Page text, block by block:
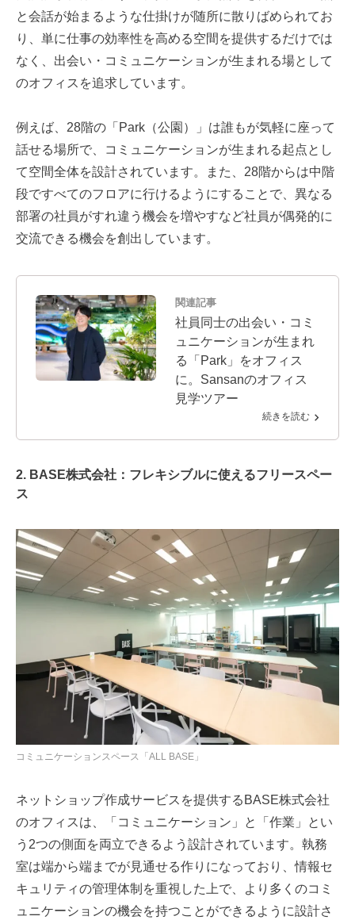
と会話が始まるような仕掛けが随所に散りばめられてお
り、単に仕事の効率性を高める空間を提供するだけでは
なく、出会い・コミュニケーションが生まれる場として
のオフィスを追求しています。
例えば、28階の「Park（公園）」は誰もが気軽に座って
話せる場所で、コミュニケーションが生まれる起点とし
て空間全体を設計されています。また、28階からは中階
段ですべてのフロアに行けるようにすることで、異なる
部署の社員がすれ違う機会を増やすなど社員が偶発的に
交流できる機会を創出しています。
関連記事
社員同士の出会い・コミ
ュニケーションが生まれ
る「Park」をオフィス
に。Sansanのオフィス
見学ツアー
続きを読む
2. BASE株式会社：フレキシブルに使えるフリースペー
ス
コミュニケーションスペース「ALL BASE」
ネットショップ作成サービスを提供するBASE株式会社
のオフィスは、「コミュニケーション」と「作業」とい
う2つの側面を両立できるよう設計されています。執務
室は端から端までが見通せる作りになっており、情報セ
キュリティの管理体制を重視した上で、より多くのコミ
ュニケーションの機会を持つことができるように設計さ